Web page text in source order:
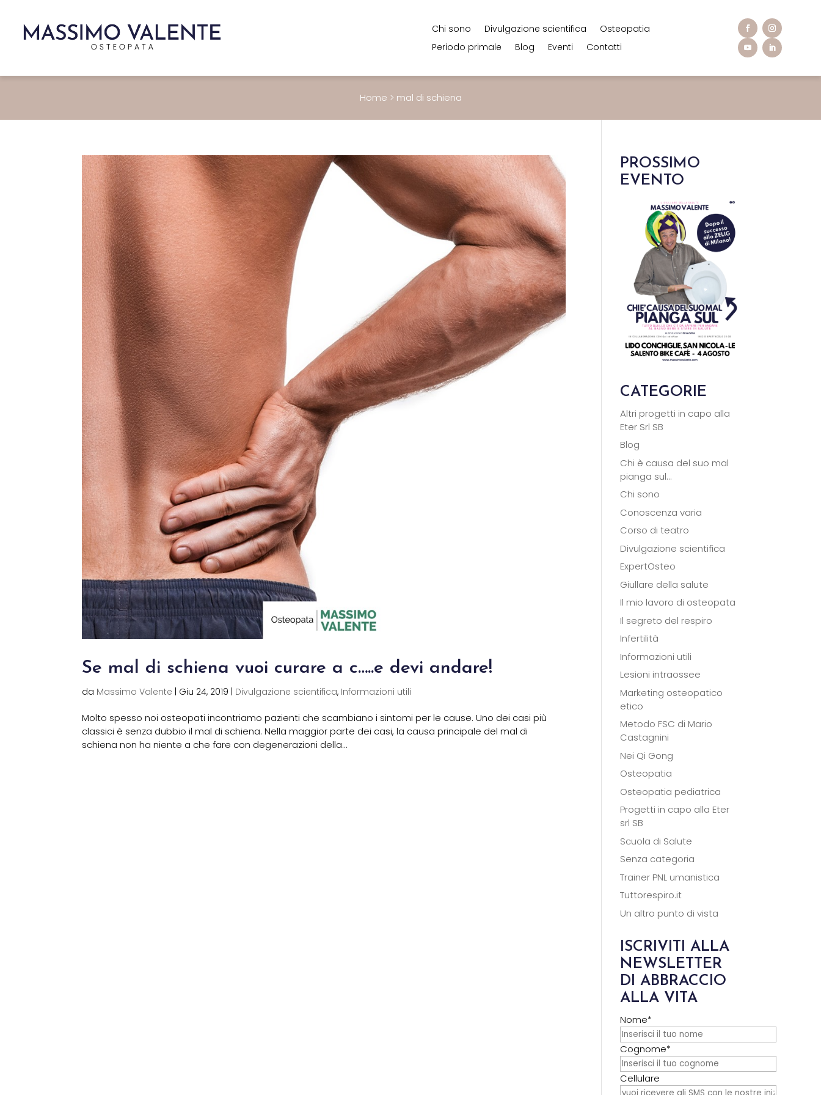
Chi sono Divulgazione scientifica
Osteopatia
Periodo primale
Blog Eventi Contatti
Home > mal di schiena
Se mal di schiena vuoi curare a c…..e devi andare!
da Massimo Valente | Giu 24, 2019 | Divulgazione scientifica, Informazioni utili
Molto spesso noi osteopati incontriamo pazienti che scambiano i sintomi per le cause. Uno dei casi più
classici è senza dubbio il mal di schiena. Nella maggior parte dei casi, la causa principale del mal di
schiena non ha niente a che fare con degenerazioni della...
PROSSIMO
EVENTO
CATEGORIE
Altri progetti in capo alla
Eter Srl SB
Blog
Chi è causa del suo mal
pianga sul…
Chi sono
Conoscenza varia
Corso di teatro
Divulgazione scientifica
ExpertOsteo
Giullare della salute
Il mio lavoro di osteopata
Il segreto del respiro
Infertilità
Informazioni utili
Lesioni intraossee
Marketing osteopatico
etico
Metodo FSC di Mario
Castagnini
Nei Qi Gong
Osteopatia
Osteopatia pediatrica
Progetti in capo alla Eter
srl SB
Scuola di Salute
Senza categoria
Trainer PNL umanistica
Tuttorespiro.it
Un altro punto di vista
ISCRIVITI ALLA
NEWSLETTER
DI ABBRACCIO
ALLA VITA
Nome*
Cognome*
Cellulare